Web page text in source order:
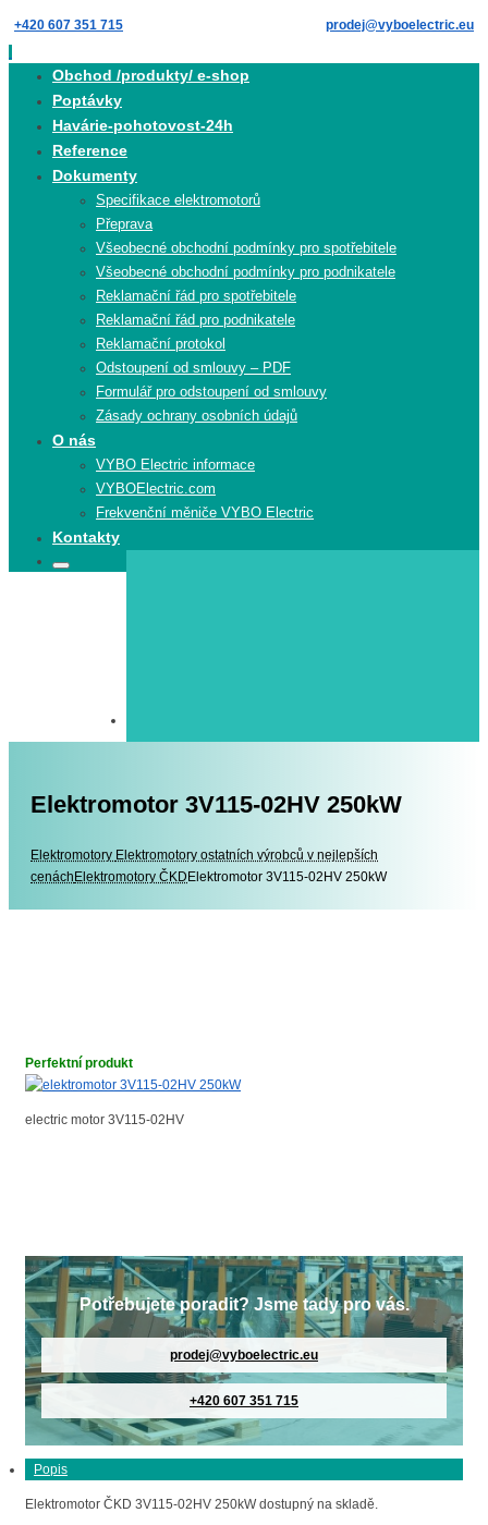
Skip
to
content
+420 607 351 715 prodej@vyboelectric.eu
Obchod /produkty/ e-shop
Poptávky
Havárie-pohotovost-24h
Reference
Dokumenty
Specifikace elektromotorů
Přeprava
Všeobecné obchodní podmínky pro spotřebitele
Všeobecné obchodní podmínky pro podnikatele
Reklamační řád pro spotřebitele
Reklamační řád pro podnikatele
Reklamační protokol
Odstoupení od smlouvy – PDF
Formulář pro odstoupení od smlouvy
Zásady ochrany osobních údajů
O nás
VYBO Electric informace
VYBOElectric.com
Frekvenční měniče VYBO Electric
Kontakty
Search
Search
Elektromotor 3V115-02HV 250kW
Elektromotory Elektromotory
Elektromotory ostatních výrobců v nejlepších
cenách Elektromotory ČKD Elektromotor 3V115-02HV 250kW
Perfektní produkt
electric motor 3V115-02HV
Potřebujete poradit? Jsme tady pro vás.
prodej@vyboelectric.eu
+420 607 351 715
Popis
Elektromotor ČKD 3V115-02HV 250kW dostupný na skladě.